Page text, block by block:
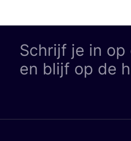
Schrijf je in
en blijf op de